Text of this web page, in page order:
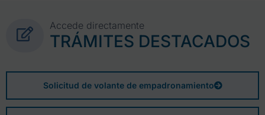
Accede directamente
TRÁMITES DESTACADOS
Solicitud de volante de empadronamiento